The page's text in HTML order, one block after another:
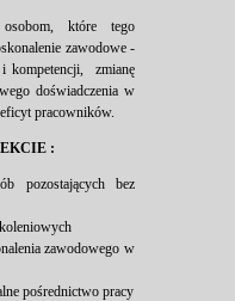
które tego
zawodowe -
kompetencji, zmianę
doświadczenia w
pracowników.
:
pozostających bez
zawodowego w
pośrednictwo pracy